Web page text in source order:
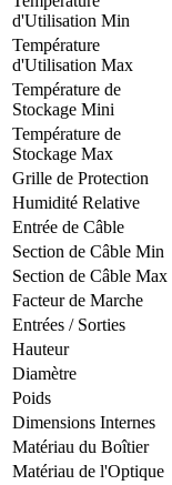
d'Utilisation Min
Température
d'Utilisation Max
Température de
Stockage Mini
Température de
Stockage Max
Grille de Protection
Humidité Relative
Entrée de Câble
Section de Câble Min
Section de Câble Max
Facteur de Marche
Entrées / Sorties
Hauteur
Diamètre
Poids
Dimensions Internes
Matériau du Boîtier
Matériau de l'Optique